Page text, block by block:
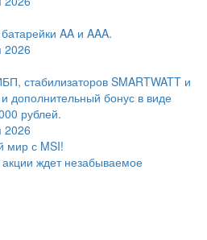
AA и AAA.
2026
стабилизаторов SMARTWATT и
дополнительный бонус в виде
рублей.
2026
мир с MSI!
ждет незабываемое